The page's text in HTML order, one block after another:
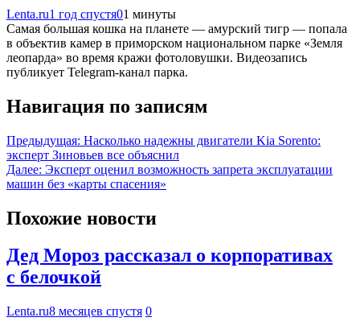
Lenta.ru1 год спустя01 минуты
Самая большая кошка на планете — амурский тигр — попала
в объектив камер в приморском национальном парке «Земля
леопарда» во время кражи фотоловушки. Видеозапись
публикует Telegram-канал парка.
Навигация по записям
Предыдущая: Насколько надежны двигатели Kia Sorento:
эксперт Зиновьев все объяснил
Далее: Эксперт оценил возможность запрета эксплуатации
машин без «карты спасения»
Похожие новости
Дед Мороз рассказал о корпоративах
с белочкой
Lenta.ru8 месяцев спустя 0